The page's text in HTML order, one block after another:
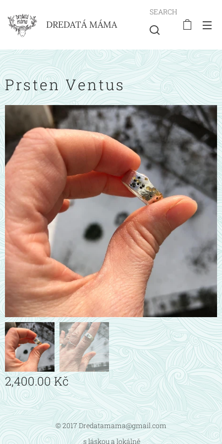
DREDATÁ MÁMA
SEARCH
Prsten Ventus
2,400.00Kč
© 2017 Dredatamama@gmail.com
s láskou a lokálně